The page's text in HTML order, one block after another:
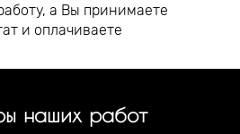
а Вы принимаете
и оплачиваете
наших работ